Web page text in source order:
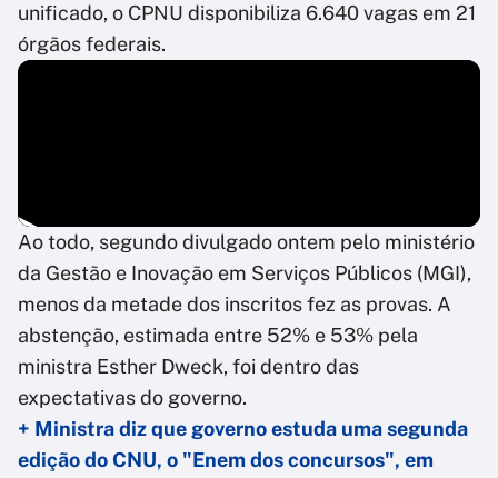
unificado, o CPNU disponibiliza 6.640 vagas em 21
órgãos federais.
Ao todo, segundo divulgado ontem pelo ministério
da Gestão e Inovação em Serviços Públicos (MGI),
menos da metade dos inscritos fez as provas. A
abstenção, estimada entre 52% e 53% pela
ministra Esther Dweck, foi dentro das
expectativas do governo.
+ Ministra diz que governo estuda uma segunda
edição do CNU, o "Enem dos concursos", em